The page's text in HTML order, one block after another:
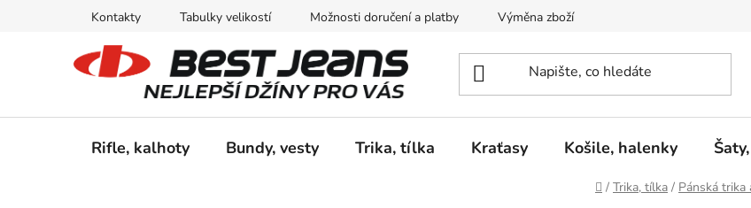
Kontakty Tabulky velikostí Možnosti doručení a platby Výměna zboží
Rifle, kalhoty Bundy, vesty Trika, tílka Kraťasy Košile, halenky
Domů
/ Trika, tílka / Pánská trika